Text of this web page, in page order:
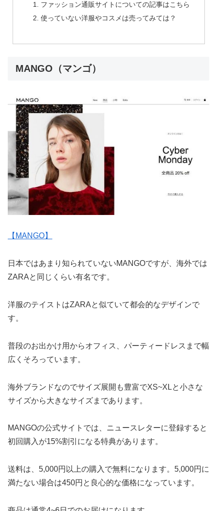
ファッション通販サイトについての記事はこちら
使っていない洋服やコスメは売ってみては？
MANGO（マンゴ）
【MANGO】
日本ではあまり知られていないMANGOですが、海外では
ZARAと同じくらい有名です。
洋服のテイストはZARAと似ていて都会的なデザインで
す。
普段のお出かけ用からオフィス、パーティードレスまで幅
広くそろっています。
海外ブランドなのでサイズ展開も豊富でXS~XLと小さな
サイズから大きなサイズまであります。
MANGOの公式サイトでは、ニュースレターに登録すると
初回購入が15%割引になる特典があります。
送料は、5,000円以上の購入で無料になります。5,000円に
満たない場合は450円と良心的な価格になっています。